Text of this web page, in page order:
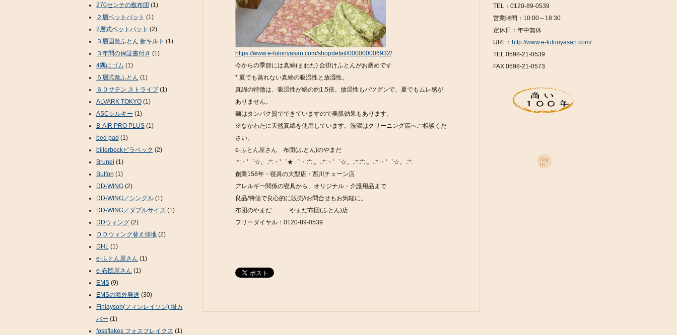
https://www.e-futonyasan.com/shopdetail/000000006932/
今からの季節には真綿(まわた) 合掛けふとんがお薦めです
* 夏でも蒸れない真綿の吸湿性と放湿性。
真綿の特徴は、吸湿性が綿の約1.5倍。放湿性もバツグンで、夏でもムレ感が
ありません。
繭はタンパク質でできていますので美肌効果もあります。
※なかわたに天然真綿を使用しています。洗濯はクリーニング店へご相談くだ
さい。
e-ふとん屋さん 布団(ふとん)のやまだ
:*:・’゜☆。.:*:・’゜★゜’・:*:.。.:*:・’゜☆。.:*::*:.。.:*:・’゜☆。.:*:
創業158年・寝具の大型店・西川チェーン店
アレルギー関係の寝具から、オリジナル・介護用品まで
良品/特価で良心的に販売//お問合せもお気軽に。
布団のやまだ やまだ布団(ふとん)店
フリーダイヤル：0120-89-0539
270センチの敷布団 (1)
２層ベットパット (1)
2層式ベットパット (2)
３層固敷ふとん 新キルト (1)
３年間の保証書付き (1)
4隅にゴム (1)
５層式敷ふとん (1)
６０サテン ストライプ(1)
ALVARK TOKYO(1)
ASCシルキー (1)
B-AIR PRO PLUS(1)
bed pad (1)
billerbeckビラベック (2)
Brunei (1)
Buffon (1)
DD-WING(2)
DD-WING／シングル(1)
DD-WING／ダブルサイズ(1)
DDウィング(2)
ＤＤウィング替え側地(2)
DHL(1)
e-ふとん屋さん (1)
e-布団屋さん (1)
EMS(9)
EMSの海外発送 (30)
Finlayson(フィンレイソン) 掛カ
バー (1)
fossflakes フォスフレイクス (1)
TEL：0120-89-0539
営業時間：10:00～18:30
定休日：年中無休
URL： http://www.e-futonyasan.com/
TEL 0598-21-0539
FAX 0598-21-0573